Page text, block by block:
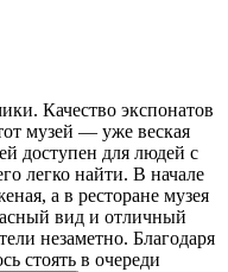
Качество экспонатов
музей — уже веская
доступен для людей с
легко найти. В начале
а в ресторане музея
вид и отличный
незаметно. Благодаря
стоять в очереди